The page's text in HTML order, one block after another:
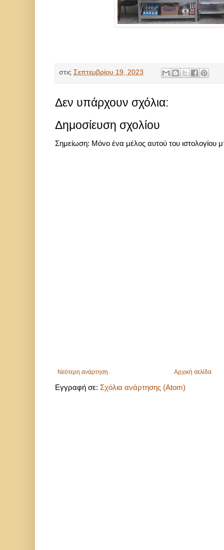
στις Σεπτεμβρίου 19, 2023
Δεν υπάρχουν σχόλια:
Δημοσίευση σχολίου
Σημείωση: Μόνο ένα μέλος αυτού του ιστολογίου
Νεότερη ανάρτηση Αρχική σελίδα
Εγγραφή σε: Σχόλια ανάρτησης (Atom)